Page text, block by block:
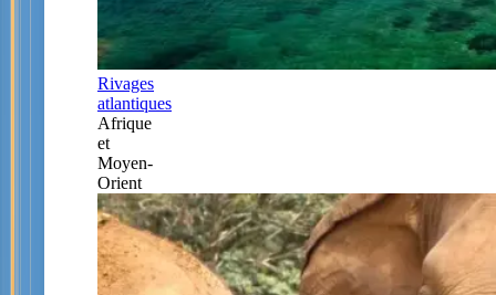
Rivages
atlantiques
Afrique
et
Moyen-
Orient